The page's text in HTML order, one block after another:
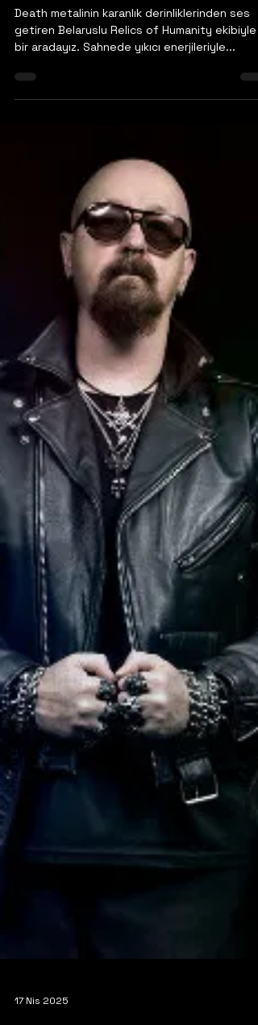
28 Nis 2025
Relics of Humanity -
Röportaj
Death metalinin karanlık derinliklerinden ses